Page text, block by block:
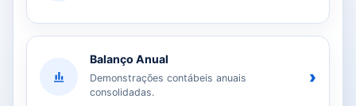
Balanço Anual
Demonstrações contábeis anuais
consolidadas.
›